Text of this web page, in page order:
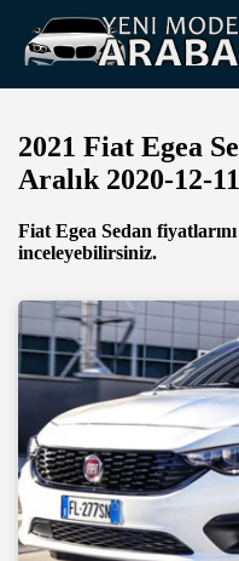
2021 Fiat Egea
Aralık 2020-12-11
Fiat Egea Sedan
inceleyebilirsiniz.